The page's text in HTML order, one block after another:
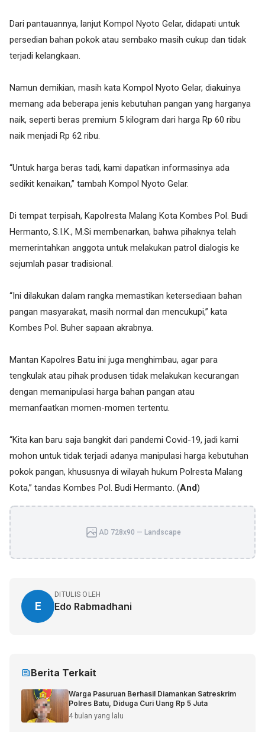
Dari pantauannya, lanjut Kompol Nyoto Gelar, didapati untuk
persedian bahan pokok atau sembako masih cukup dan tidak
terjadi kelangkaan.
Namun demikian, masih kata Kompol Nyoto Gelar, diakuinya
memang ada beberapa jenis kebutuhan pangan yang harganya
naik, seperti beras premium 5 kilogram dari harga Rp 60 ribu
naik menjadi Rp 62 ribu.
“Untuk harga beras tadi, kami dapatkan informasinya ada
sedikit kenaikan,” tambah Kompol Nyoto Gelar.
Di tempat terpisah, Kapolresta Malang Kota Kombes Pol. Budi
Hermanto, S.I.K., M.Si membenarkan, bahwa pihaknya telah
memerintahkan anggota untuk melakukan patrol dialogis ke
sejumlah pasar tradisional.
“Ini dilakukan dalam rangka memastikan ketersediaan bahan
pangan masyarakat, masih normal dan mencukupi,” kata
Kombes Pol. Buher sapaan akrabnya.
Mantan Kapolres Batu ini juga menghimbau, agar para
tengkulak atau pihak produsen tidak melakukan kecurangan
dengan memanipulasi harga bahan pangan atau
memanfaatkan momen-momen tertentu.
“Kita kan baru saja bangkit dari pandemi Covid-19, jadi kami
mohon untuk tidak terjadi adanya manipulasi harga kebutuhan
pokok pangan, khususnya di wilayah hukum Polresta Malang
Kota,” tandas Kombes Pol. Budi Hermanto. (And)
AD 728x90 — Landscape
E
DITULIS OLEH
Edo Rabmadhani
Berita Terkait
Warga Pasuruan Berhasil Diamankan Satreskrim
Polres Batu, Diduga Curi Uang Rp 5 Juta
4 bulan yang lalu